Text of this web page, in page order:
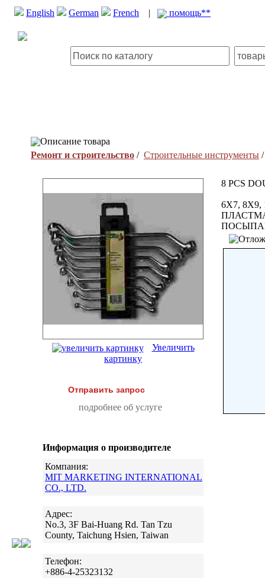
English German French | помощь**
Описание товара
Ремонт и строительство / Строительные инструменты
Увеличить
картинку
Отправить запрос
подробнее об услуге
Информация о производителе
Компания:
MIT MARKETING INTERNATIONAL
CO., LTD.
Адрес:
No.3, 3F Bai-Huang Rd. Tan Tzu
County, Taichung Hsien, Taiwan
Телефон:
+886-4-25323132
8 PCS
6X7,